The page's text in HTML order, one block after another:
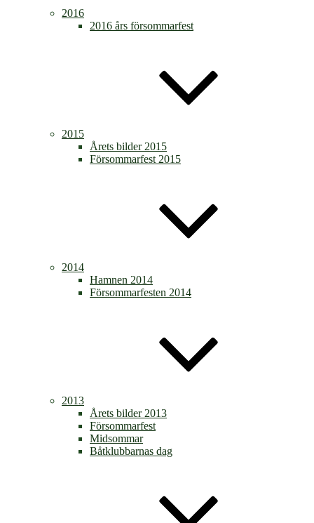
2016
2016 års försommarfest
2015
Årets bilder 2015
Försommarfest 2015
2014
Hamnen 2014
Försommarfesten 2014
2013
Årets bilder 2013
Försommarfest
Midsommar
Båtklubbarnas dag